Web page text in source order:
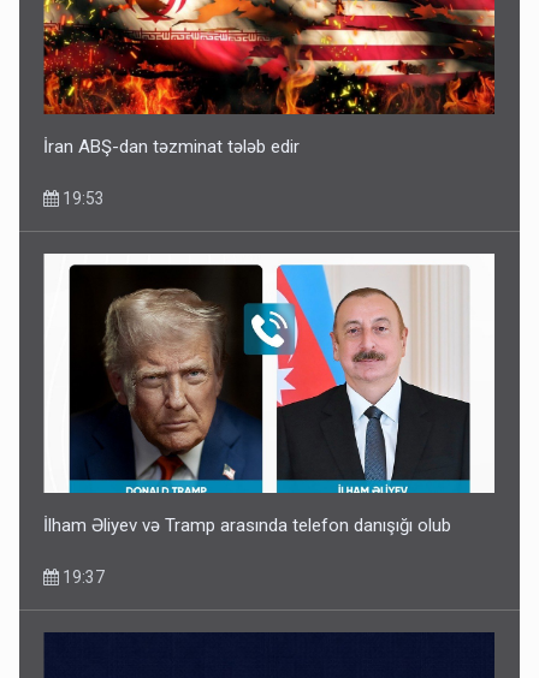
İran ABŞ-dan təzminat tələb edir
19:53
İlham Əliyev və Tramp arasında telefon danışığı olub
19:37